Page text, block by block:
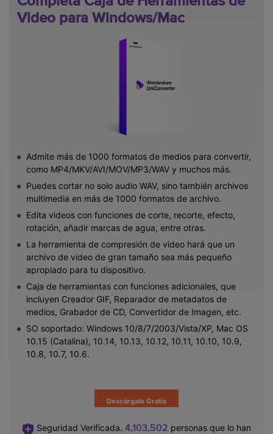
Video para Windows/Mac
Admite más de 1000 formatos de medios para convertir,
como MP4/MKV/AVI/MOV/MP3/WAV y muchos más.
Puedes cortar no solo audio WAV, sino también archivos
multimedia en más de 1000 formatos de archivo.
Edita videos con funciones de corte, recorte, efecto,
rotación, añadir marcas de agua, entre otras.
La herramienta de compresión de video hará que un
archivo de video de gran tamaño sea más pequeño
apropiado para tu dispositivo.
Caja de herramientas con funciones adicionales, que
incluyen Creador GIF, Reparador de metadatos de
medios, Grabador de CD, Convertidor de Imagen, etc.
SO soportado: Windows 10/8/7/2003/Vista/XP, Mac OS
10.15 (Catalina), 10.14, 10.13, 10.12, 10.11, 10.10, 10.9,
10.8, 10.7, 10.6.
Descárgalo Gratis
Seguridad Verificada. 4,103,502 personas que lo han